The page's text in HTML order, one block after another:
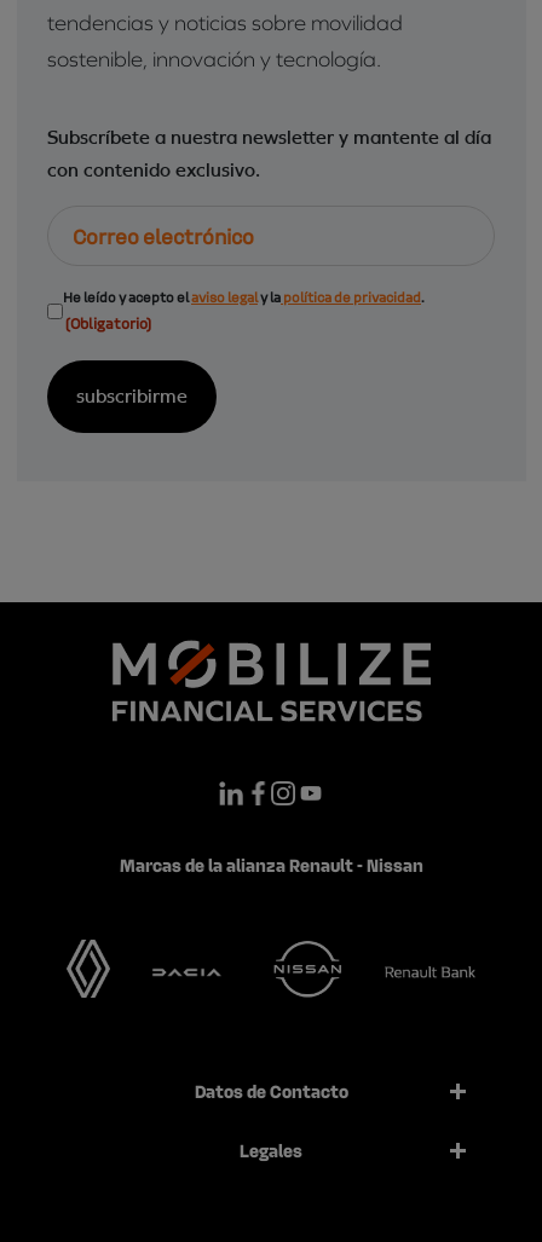
tendencias y noticias sobre movilidad
sostenible, innovación y tecnología.
Subscríbete a nuestra newsletter y mantente al día
con contenido exclusivo.
Consentimiento
(Obligatorio)
He leído y acepto elaviso legaly la política de privacidad.
(Obligatorio)
Marcas de la alianza Renault - Nissan
Datos de Contacto
Legales